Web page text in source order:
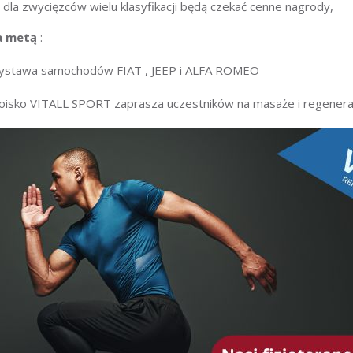
dla zwycięzców wielu klasyfikacji będą czekać cenne nagrody,
metą :
samochodów FIAT , JEEP i ALFA ROMEO
VITALL SPORT zaprasza uczestników na masaże i